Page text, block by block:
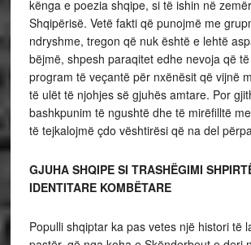
kënga e poezia shqipe, si të ishin në
Shqipërisë. Vetë fakti që punojmë me
ndryshme, tregon që nuk është e lehtë
bëjmë, shpesh paraqitet edhe nevoja që
program të veçantë për nxënësit që vijnë
të ulët të njohjes së gjuhës amtare. Por
bashkpunim të ngushtë dhe të mirëfilltë
të tejkalojmë çdo vështirësi që na del
GJUHA SHQIPE SI TRASHËGIMI
IDENTITARE KOMBËTARE
Populli shqiptar ka pas vetes një histori të